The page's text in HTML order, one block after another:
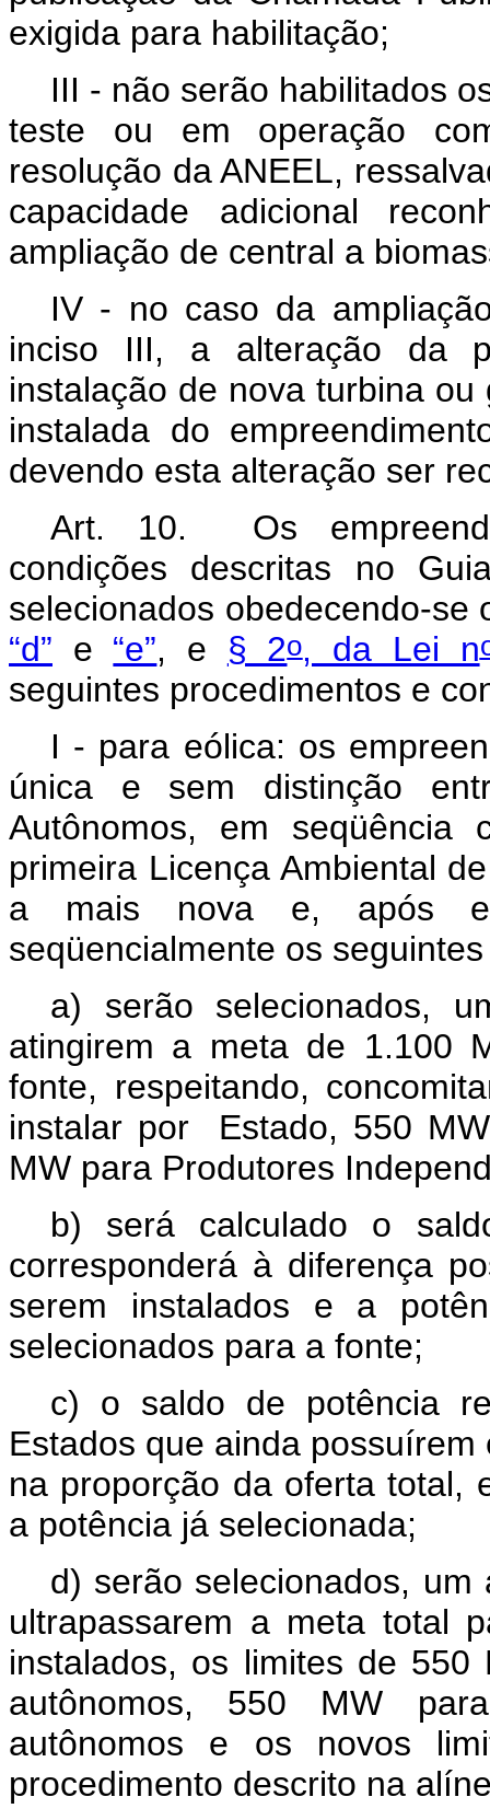
exigida para habilitação;
III - não serão habilitados
teste ou em operação
resolução da ANEEL,
capacidade adicional
ampliação de central a
IV - no caso da
inciso III, a alteração da
instalação de nova turbina
instalada do
devendo esta alteração ser
Art. 10. Os
condições descritas no
selecionados obedecendo-se
“d” e “e”, e § 2o, da Lei n
seguintes procedimentos e
I - para eólica: os
única e sem distinção
Autônomos, em
primeira Licença Ambiental
a mais nova e, após
seqüencialmente os
a) serão selecionados,
atingirem a meta de 1.100
fonte, respeitando,
instalar por
Estado, 550
MW para Produtores
b) será calculado o
corresponderá à diferença
serem instalados e a
selecionados para a fonte;
c) o saldo de potência
Estados que ainda
na proporção da oferta total,
a potência já selecionada;
d) serão selecionados,
ultrapassarem a meta total
instalados, os limites de 550
autônomos, 550 MW
autônomos e os novos
procedimento descrito na